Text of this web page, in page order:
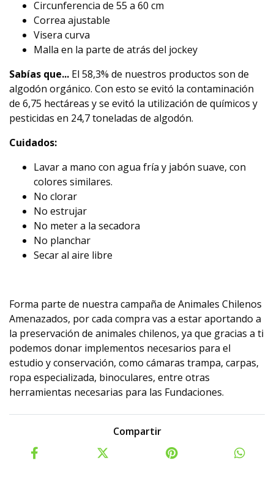
Circunferencia de 55 a 60 cm
Correa ajustable
Visera curva
Malla en la parte de atrás del jockey
Sabías que... El 58,3% de nuestros productos son de
algodón orgánico. Con esto se evitó la contaminación
de 6,75 hectáreas y se evitó la utilización de químicos y
pesticidas en 24,7 toneladas de algodón.
Cuidados:
Lavar a mano con agua fría y jabón suave, con
colores similares.
No clorar
No estrujar
No meter a la secadora
No planchar
Secar al aire libre
Forma parte de nuestra campaña de Animales Chilenos
Amenazados, por cada compra vas a estar aportando a
la preservación de animales chilenos, ya que gracias a ti
podemos donar implementos necesarios para el
estudio y conservación, como cámaras trampa, carpas,
ropa especializada, binoculares, entre otras
herramientas necesarias para las Fundaciones.
Compartir